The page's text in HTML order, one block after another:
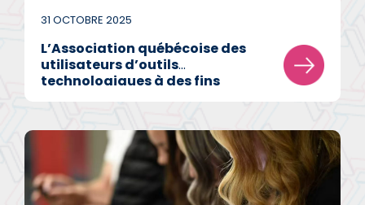
31 OCTOBRE 2025
L’Association québécoise des
utilisateurs d’outils
technologiques à des fins
pédagogiques et sociales
entreprises pour le
développement des
technologies éducatives au
Québec (Edteq) annoncent leur
alliance.